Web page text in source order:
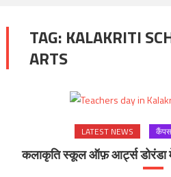
TAG: KALAKRITI
ARTS
LATEST NEWS कैंपस
कलाकृति स्कूल ऑफ़ आर्ट्स डोरंडा